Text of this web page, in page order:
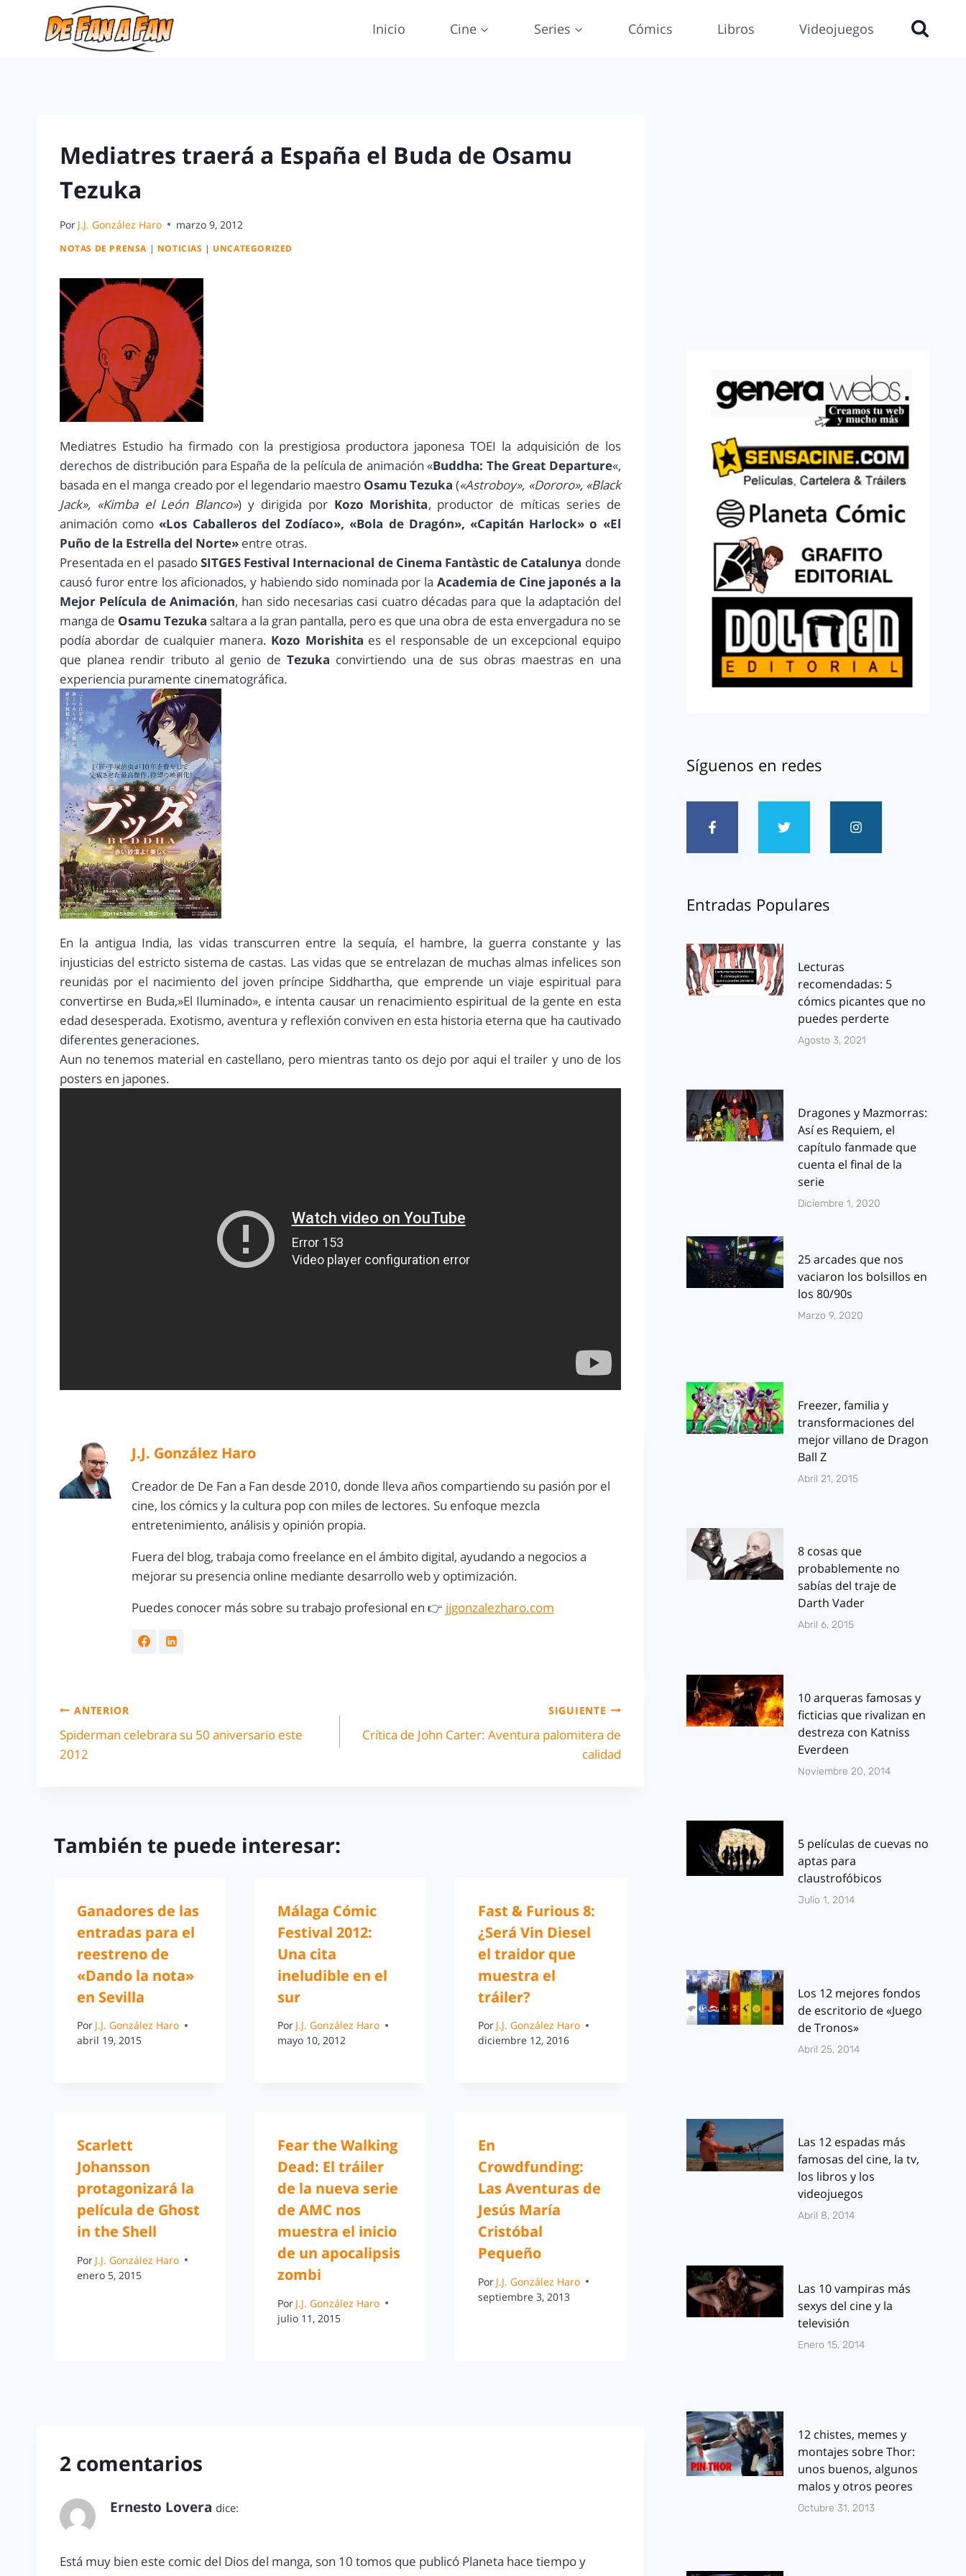
Inicio Cine Series Cómics Libros Videojuegos
Mediatres traerá a España el Buda de Osamu
Tezuka
Por J.J. González Haro marzo 9, 2012
NOTAS DE PRENSA | NOTICIAS | UNCATEGORIZED
Mediatres Estudio ha firmado con la prestigiosa productora japonesa TOEI la adquisición de los
derechos de distribución para España de la película de animación «Buddha: The Great Departure«,
basada en el manga creado por el legendario maestro Osamu Tezuka («Astroboy», «Dororo», «Black
Jack», «Kimba el León Blanco») y dirigida porKozo Morishita, productor de míticas series de
animación como«Los Caballeros del Zodíaco», «Bola de Dragón», «Capitán Harlock» o «El
Puño de la Estrella del Norte» entre otras.
Presentada en el pasadoSITGES Festival Internacional de Cinema Fantàstic de Catalunya donde
causó furor entre los aficionados, y habiendo sido nominada por la Academia de Cine japonés a la
Mejor Película de Animación, han sido necesarias casi cuatro décadas para que la adaptación del
manga de Osamu Tezuka saltara a la gran pantalla, pero es que una obra de esta envergadura no se
podía abordar de cualquier manera. Kozo Morishita es el responsable de un excepcional equipo
que planea rendir tributo al genio deTezuka convirtiendo una de sus obras maestras en una
experiencia puramente cinematográfica.
En la antigua India, las vidas transcurren entre la sequía, el hambre, la guerra constante y las
injusticias del estricto sistema de castas. Las vidas que se entrelazan de muchas almas infelices son
reunidas por el nacimiento del joven príncipe Siddhartha, que emprende un viaje espiritual para
convertirse en Buda,»El Iluminado», e intenta causar un renacimiento espiritual de la gente en esta
edad desesperada. Exotismo, aventura y reflexión conviven en esta historia eterna que ha cautivado
diferentes generaciones.
Aun no tenemos material en castellano, pero mientras tanto os dejo por aqui el trailer y uno de los
posters en japones.
J.J. González Haro
Creador de De Fan a Fan desde 2010, donde lleva años compartiendo su pasión por el
cine, los cómics y la cultura pop con miles de lectores. Su enfoque mezcla
entretenimiento, análisis y opinión propia.
Fuera del blog, trabaja como freelance en el ámbito digital, ayudando a negocios a
mejorar su presencia online mediante desarrollo web y optimización.
Puedes conocer más sobre su trabajo profesional en 👉 jjgonzalezharo.com
ANTERIOR
Spiderman celebrara su 50 aniversario este
2012
SIGUIENTE
Crítica de John Carter: Aventura palomitera de
calidad
También te puede interesar:
Ganadores de las
entradas para el
reestreno de
«Dando la nota»
en Sevilla
Por J.J. González Haro
abril 19, 2015
Málaga Cómic
Festival 2012:
Una cita
ineludible en el
sur
Por J.J. González Haro
mayo 10, 2012
Fast & Furious 8:
¿Será Vin Diesel
el traidor que
muestra el
tráiler?
Por J.J. González Haro
diciembre 12, 2016
Scarlett
Johansson
protagonizará la
película de Ghost
in the Shell
Por J.J. González Haro
enero 5, 2015
Fear the Walking
Dead: El tráiler
de la nueva serie
de AMC nos
muestra el inicio
de un apocalipsis
zombi
Por J.J. González Haro
julio 11, 2015
En
Crowdfunding:
Las Aventuras de
Jesús María
Cristóbal
Pequeño
Por J.J. González Haro
septiembre 3, 2013
2 comentarios
Ernesto Lovera dice:
Está muy bien este comic del Dios del manga, son 10 tomos que publicó Planeta hace tiempo y
Síguenos en redes
Entradas Populares
Lecturas
recomendadas: 5
cómics picantes que no
puedes perderte
Agosto 3, 2021
Dragones y Mazmorras:
Así es Requiem, el
capítulo fanmade que
cuenta el final de la
serie
Diciembre 1, 2020
25 arcades que nos
vaciaron los bolsillos en
los 80/90s
Marzo 9, 2020
Freezer, familia y
transformaciones del
mejor villano de Dragon
Ball Z
Abril 21, 2015
8 cosas que
probablemente no
sabías del traje de
Darth Vader
Abril 6, 2015
10 arqueras famosas y
ficticias que rivalizan en
destreza con Katniss
Everdeen
Noviembre 20, 2014
5 películas de cuevas no
aptas para
claustrofóbicos
Julio 1, 2014
Los 12 mejores fondos
de escritorio de «Juego
de Tronos»
Abril 25, 2014
Las 12 espadas más
famosas del cine, la tv,
los libros y los
videojuegos
Abril 8, 2014
Las 10 vampiras más
sexys del cine y la
televisión
Enero 15, 2014
12 chistes, memes y
montajes sobre Thor:
unos buenos, algunos
malos y otros peores
Octubre 31, 2013